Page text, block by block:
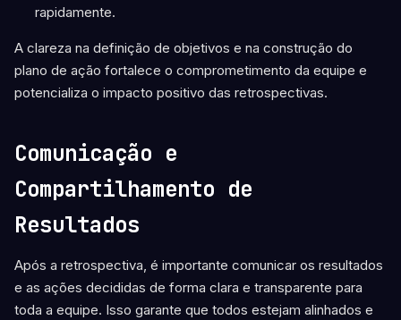
rapidamente.
A clareza na definição de objetivos e na construção do
plano de ação fortalece o comprometimento da equipe e
potencializa o impacto positivo das retrospectivas.
Comunicação e
Compartilhamento de
Resultados
Após a retrospectiva, é importante comunicar os resultados
e as ações decididas de forma clara e transparente para
toda a equipe. Isso garante que todos estejam alinhados e